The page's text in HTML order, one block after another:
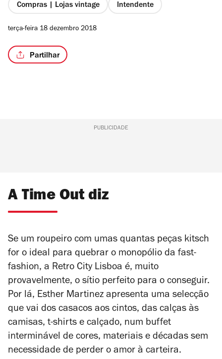
Compras | Lojas vintage Intendente
terça-feira 18 dezembro 2018
Partilhar
PUBLICIDADE
A Time Out diz
Se um roupeiro com umas quantas peças kitsch
for o ideal para quebrar o monopólio da fast-
fashion, a Retro City Lisboa é, muito
provavelmente, o sítio perfeito para o conseguir.
Por lá, Esther Martinez apresenta uma selecção
que vai dos casacos aos cintos, das calças às
camisas, t-shirts e calçado, num buffet
interminável de cores, materiais e décadas sem
necessidade de perder o amor à carteira.